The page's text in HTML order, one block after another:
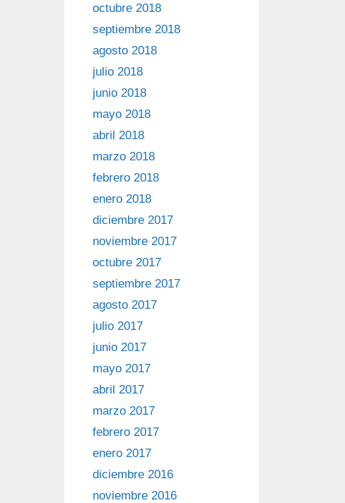
octubre 2018
septiembre 2018
agosto 2018
julio 2018
junio 2018
mayo 2018
abril 2018
marzo 2018
febrero 2018
enero 2018
diciembre 2017
noviembre 2017
octubre 2017
septiembre 2017
agosto 2017
julio 2017
junio 2017
mayo 2017
abril 2017
marzo 2017
febrero 2017
enero 2017
diciembre 2016
noviembre 2016